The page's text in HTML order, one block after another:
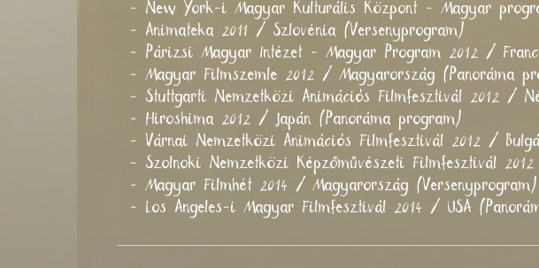
- New York-i Magyar Kulturális Központ - Magyar
- Animateka 2011 / Szlovénia (Versenyprogram)
- Párizsi Magyar Intézet - Magyar Program 2012 /
- Magyar Filmszemle 2012 / Magyarország (Panoráma
- Stuttgarti Nemzetközi Animációs Filmfesztivál 2012 /
- Hiroshima 2012 / Japán (Panoráma program)
- Várnai Nemzetközi Animációs Filmfesztivál 2012 /
- Szolnoki Nemzetközi Képzőművészeti Filmfesztivál
- Magyar Filmhét 2014 / Magyarország (Versenyprogram)
- Los Angeles-i Magyar Filmfesztivál 2014 / USA